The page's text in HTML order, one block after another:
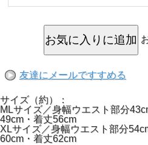
友達にメールですすめる
サイズ（約）：
MLサイズ／身幅ウエスト部分
49cm・着丈56cm
XLサイズ／身幅ウエスト部分
60cm・着丈62cm